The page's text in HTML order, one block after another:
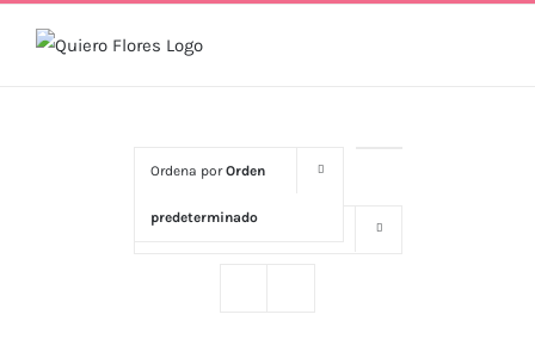
Ordena porOrden
predeterminado
Mostrar